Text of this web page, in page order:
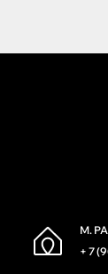
М.
+ 7